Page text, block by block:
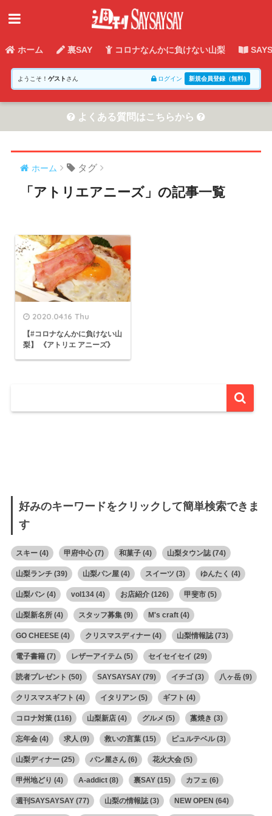
ホーム 裏SAY コロナなんかに負けない山梨
ようこそ！ ゲスト さん ログイン 新規会員登録（無料）
よくある質問はこちらから
ホーム タグ
「アトリエアニーズ」の記事一覧
2020.04.16 Thu
【#コロナなんかに負けない山
梨】 《アトリエ アニーズ》
好みのキーワードをクリックして簡単検索できま
す
スキー(4) 甲府中心(7) 和菓子(4) 山梨タウン誌(74)
山梨ランチ(39) 山梨パン屋(4) スイーツ (3) ゆんたく (4)
山梨パン(4) vol134(4) お店紹介(126) 甲斐市(5)
山梨新名所(4) スタッフ募集(9) M's craft(4)
GO CHEESE(4) クリスマスディナー(4) 山梨情報誌(73)
電子書籍(7) レザーアイテム(5) セイセイセイ (29)
読者プレゼント (50) SAYSAYSAY(79) イチゴ(3) 八ヶ岳(9)
クリスマスギフト (4) イタリアン(5) ギフト (4)
コロナ対策(116) 山梨新店(4) グルメ (5) 藁焼き (3)
忘年会(4) 求人 (9) 救いの言葉(15) ピュルテベル(3)
山梨ディナー(25) パン屋さん(6) 花火大会(5)
甲州地どり (4) A-addict(8) 裏SAY(15) カフェ (6)
週刊SAYSAYSAY(77) 山梨の情報誌(3) NEW OPEN (64)